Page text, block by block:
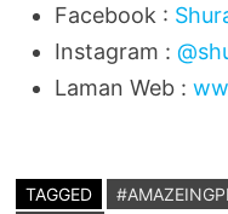
Facebook :
Instagram :
Laman Web :
TAGGED